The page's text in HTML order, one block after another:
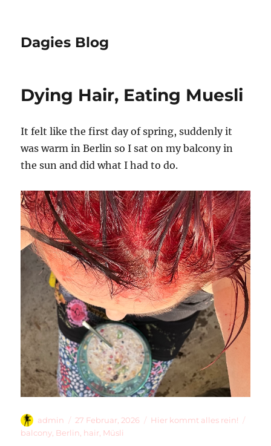
Dagies Blog
Dying Hair, Eating Muesli
It felt like the first day of spring, suddenly it
was warm in Berlin so I sat on my balcony in
the sun and did what I had to do.
Autor
admin
Veröffentlicht
am
27 Februar, 2026 Kategorien
Hier kommt alles rein!
balcony Berlin hair Müsli